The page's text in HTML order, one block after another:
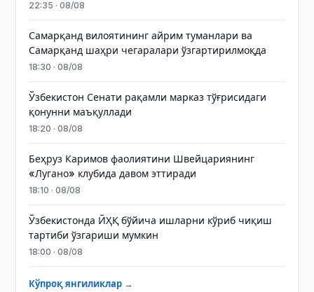
22:35 · 08/08
Самарқанд вилоятининг айрим туманлари ва
Самарқанд шаҳри чегаралари ўзгартирилмоқда
18:30 · 08/08
Ўзбекистон Сенати рақамли марказ тўғрисидаги
қонунни маъқуллади
18:20 · 08/08
Беҳруз Каримов фаолиятини Швейцариянинг
«Лугано» клубида давом эттиради
18:10 · 08/08
Ўзбекистонда ЙҲҚ бўйича ишларни кўриб чиқиш
тартиби ўзгариши мумкин
18:00 · 08/08
Кўпроқ янгиликлар →